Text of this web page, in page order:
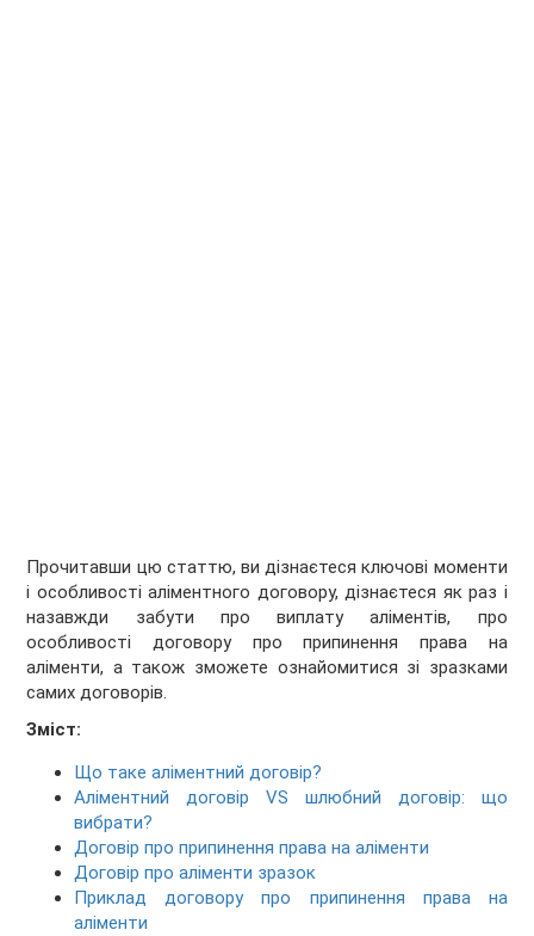
Прочитавши цю статтю, ви дізнаєтеся ключові моменти
і особливості аліментного договору, дізнаєтеся як раз і
назавжди забути про виплату аліментів, про
особливості договору про припинення права на
аліменти, а також зможете ознайомитися зі зразками
самих договорів.
Зміст:
Що таке аліментний договір?
Аліментний договір VS шлюбний договір: що
вибрати?
Договір про припинення права на аліменти
Договір про аліменти зразок
Приклад договору про припинення права на
аліменти